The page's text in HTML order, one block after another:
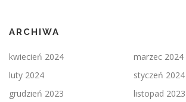
ARCHIWA
kwiecień 2024
marzec 2024
luty 2024
styczeń 2024
grudzień 2023
listopad 2023